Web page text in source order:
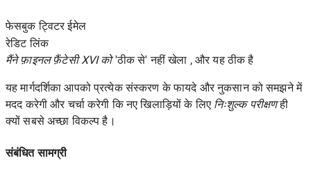
फेसबुक ट्विटर ईमेल
रेडिटलिंक
मैंने फ़ाइनल फ़ैंटेसी XVI को'ठीक से' नहीं खेला , और यह ठीक है
यह मार्गदर्शिका आपको प्रत्येक संस्करण के फायदे और नुकसान को समझने में
मदद करेगी और चर्चा करेगी कि नए खिलाड़ियों के लिए निःशुल्क परीक्षणही
क्यों सबसे अच्छा विकल्प है।
संबंधित सामग्री